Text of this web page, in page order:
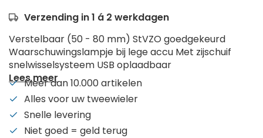
Verzending in 1 á 2 werkdagen
Verstelbaar (50 - 80 mm) StVZO goedgekeurd
Waarschuwingslampje bij lege accu Met zijschuif
snelwisselsysteem USB oplaadbaar
Lees meer
Meer dan 10.000 artikelen
Alles voor uw tweewieler
Snelle levering
Niet goed = geld terug